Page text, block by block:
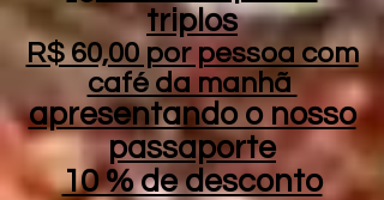
triplos
R$ 60,00 por pessoa com
café da manhã
apresentando o nosso
passaporte
10 % de desconto